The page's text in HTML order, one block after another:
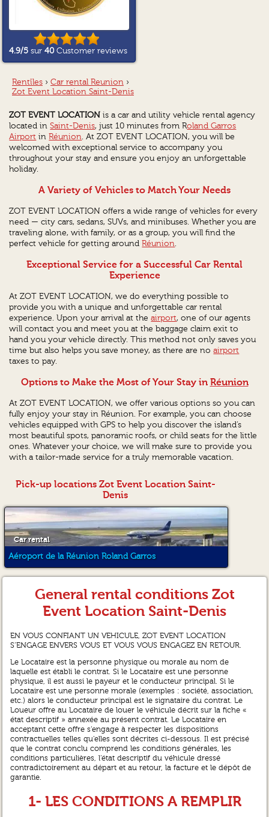
4.9/5 sur40 Customer reviews
Rentîles › Car rental Reunion ›
Zot Event Location Saint-Denis
ZOT EVENT LOCATION is a car and utility vehicle rental agency
located inSaint-Denis, just 10 minutes from Roland Garros
Airport inRéunion. At ZOT EVENT LOCATION, you will be
welcomed with exceptional service to accompany you
throughout your stay and ensure you enjoy an unforgettable
holiday.
A Variety of Vehicles to Match Your Needs
ZOT EVENT LOCATION offers a wide range of vehicles for every
need — city cars, sedans, SUVs, and minibuses. Whether you are
traveling alone, with family, or as a group, you will find the
perfect vehicle for getting aroundRéunion.
Exceptional Service for a Successful Car Rental
Experience
At ZOT EVENT LOCATION, we do everything possible to
provide you with a unique and unforgettable car rental
experience. Upon your arrival at theairport, one of our agents
will contact you and meet you at the baggage claim exit to
hand you your vehicle directly. This method not only saves you
time but also helps you save money, as there are noairport
taxes to pay.
Options to Make the Most of Your Stay in Réunion
At ZOT EVENT LOCATION, we offer various options so you can
fully enjoy your stay in Réunion. For example, you can choose
vehicles equipped with GPS to help you discover the island’s
most beautiful spots, panoramic roofs, or child seats for the little
ones. Whatever your choice, we will make sure to provide you
with a tailor-made service for a truly memorable vacation.
Pick-up locations Zot Event Location Saint-
Denis
Car rental
Aéroport de la Réunion Roland Garros
General rental conditions Zot
Event Location Saint-Denis
EN VOUS CONFIANT UN VEHICULE, ZOT EVENT LOCATION
S’ENGAGE ENVERS VOUS ET VOUS VOUS ENGAGEZ EN RETOUR.
Le Locataire est la personne physique ou morale au nom de
laquelle est établi le contrat. Si le Locataire est une personne
physique, il est aussi le payeur et le conducteur principal. Si le
Locataire est une personne morale (exemples : société, association,
etc.) alors le conducteur principal est le signataire du contrat. Le
Loueur offre au Locataire de louer le véhicule décrit sur la fiche «
état descriptif » annexée au présent contrat. Le Locataire en
acceptant cette offre s’engage à respecter les dispositions
contractuelles telles qu’elles sont décrites ci-dessous. Il est précisé
que le contrat conclu comprend les conditions générales, les
conditions particulières, l’état descriptif du véhicule dressé
contradictoirement au départ et au retour, la facture et le dépôt de
garantie.
1- LES CONDITIONS A REMPLIR